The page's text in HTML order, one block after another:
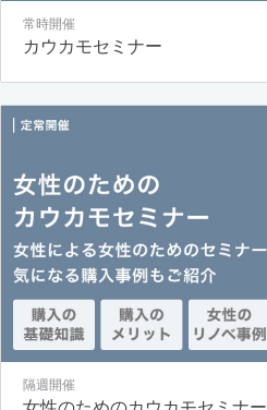
常時開催
カウカモセミナー
隔週開催